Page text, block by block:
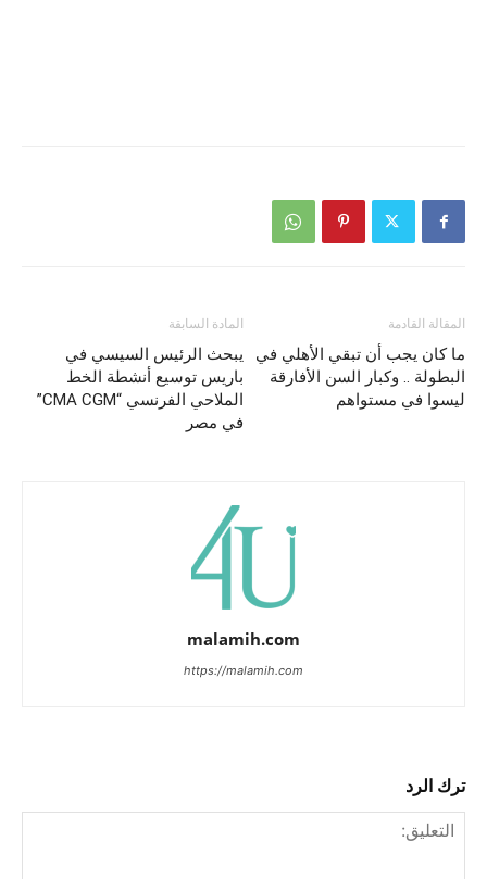
المادة السابقة
يبحث الرئيس السيسي في
باريس توسيع أنشطة الخط
الملاحي الفرنسي “CMA CGM”
في مصر
المقالة القادمة
ما كان يجب أن تبقي الأهلي في
البطولة .. وكبار السن الأفارقة
ليسوا في مستواهم
malamih.com
https://malamih.com
ترك الرد